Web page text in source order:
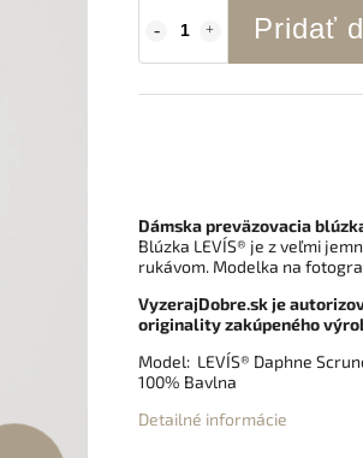
Pridať
Dámska preväzovacia
Blúzka LEVI´S® je z veľmi
rukávom. Modelka na
VyzerajDobre.sk je
originality zakúpeného
Model: LEVI´S® Daphne
100% Bavlna
Detailné informácie